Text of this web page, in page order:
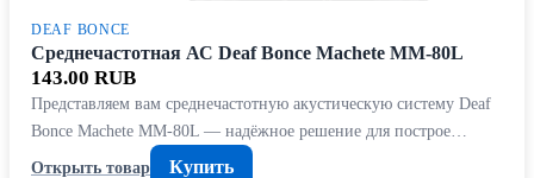
DEAF BONCE
Среднечастотная АС Deaf Bonce Machete MM-80L
143.00 RUB
Представляем вам среднечастотную акустическую систему Deaf
Bonce Machete MM-80L — надёжное решение для построе…
Открыть товар
Купить